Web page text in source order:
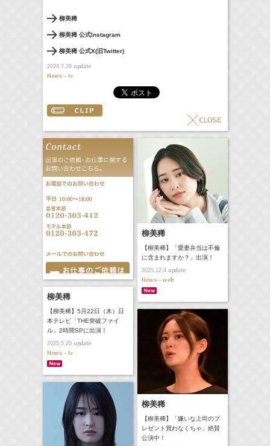
柳美稀
柳美稀 公式Instagram
柳美稀 公式X(旧Twitter)
2024.7.29update
News - tv
柳美稀
【柳美稀】「愛妻弁当は不倫
に含まれますか？」出演！
2025.12.4update
News - web
柳美稀
【柳美稀】5月22日（木）日
本テレビ「THE突破ファイ
ル」2時間SPに出演！
2025.5.20update
News - tv
柳美稀
【柳美稀】「嫌いな上司のプ
レゼント買わなくちゃ」絶賛
公演中！